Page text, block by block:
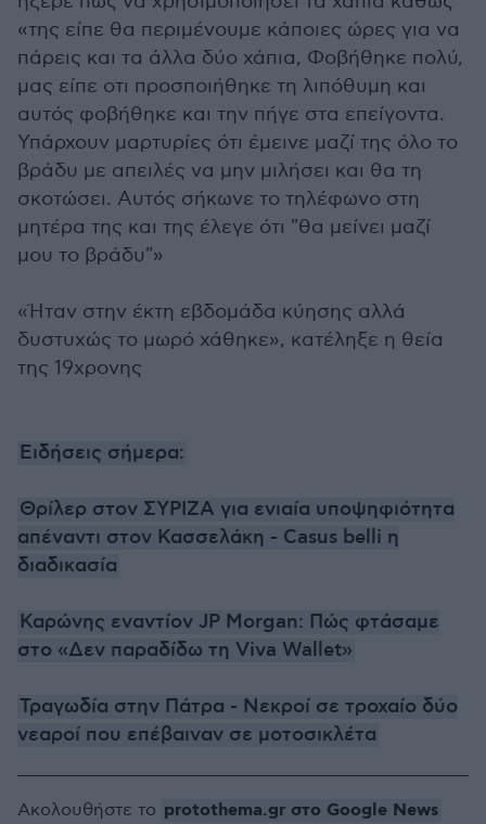
«της είπε θα περιμένουμε κάποιες ώρες για να
πάρεις και τα άλλα δύο χάπια, Φοβήθηκε πολύ,
μας είπε οτι προσποιήθηκε τη λιπόθυμη και
αυτός φοβήθηκε και την πήγε στα επείγοντα.
Υπάρχουν μαρτυρίες ότι έμεινε μαζί της όλο το
βράδυ με απειλές να μην μιλήσει και θα τη
σκοτώσει. Αυτός σήκωνε το τηλέφωνο στη
μητέρα της και της έλεγε ότι "θα μείνει μαζί
μου το βράδυ"»
«Ήταν στην έκτη εβδομάδα κύησης αλλά
δυστυχώς το μωρό χάθηκε», κατέληξε η θεία
της 19χρονης
Ειδήσεις σήμερα:
Θρίλερ στον ΣΥΡΙΖΑ για ενιαία υποψηφιότητα
απέναντι στον Κασσελάκη - Casus belli η
διαδικασία
Καρώνης εναντίον JP Morgan: Πώς φτάσαμε
στο «Δεν παραδίδω τη Viva Wallet»
Τραγωδία στην Πάτρα - Νεκροί σε τροχαίο δύο
νεαροί που επέβαιναν σε μοτοσικλέτα
Ακολουθήστε το protothema.gr στο Google News